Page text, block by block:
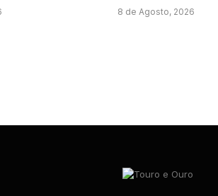
8 de Agosto, 2026